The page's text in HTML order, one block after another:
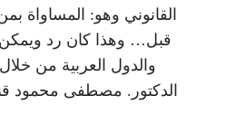
القانوني وهو: المساواة
قبل… وهذا كان رد
والدول العربية من
الدكتور. مصطفى محمود